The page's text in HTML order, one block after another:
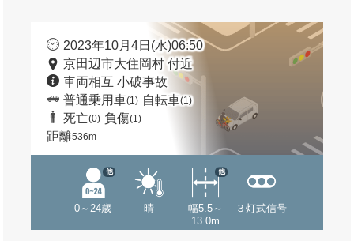
2023年10月4日(水)06:50
京田辺市大住岡村 付近
車両相互 小破事故
普通乗用車(1) 自転車(1)
死亡(0) 負傷(1)
距離536m
0～24歳
他
晴
幅5.5～
13.0m
他
３灯式信号